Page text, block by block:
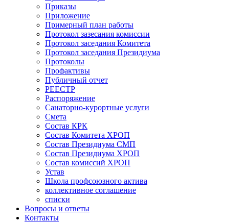
Приказы
Приложение
Примерный план работы
Протокол зазесания комиссии
Протокол заседания Комитета
Протокол заседания Президиума
Протоколы
Профактивы
Публичный отчет
РЕЕСТР
Распоряжение
Санаторно-курортные услуги
Смета
Состав КРК
Состав Комитета ХРОП
Состав Президиума СМП
Состав Президиума ХРОП
Состав комиссий ХРОП
Устав
Школа профсоюзного актива
коллективное соглашение
списки
Вопросы и ответы
Контакты